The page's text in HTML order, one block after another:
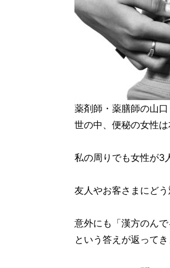
薬剤師・薬膳師の山口
世の中、便秘の女性は
私の周りでも女性が3
友人やお客さまにど
意外にも「漢方のんで
という答えが返ってき